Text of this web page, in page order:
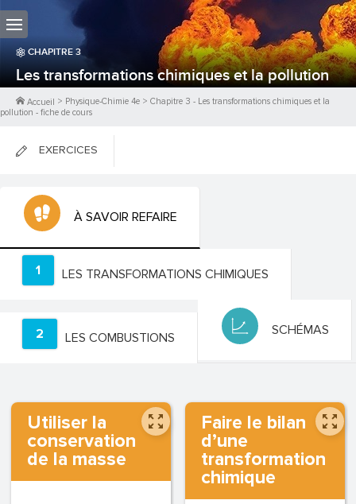
CHAPITRE 3
Les transformations chimiques et la pollution
Accueil > Physique-Chimie 4e > Chapitre 3 - Les transformations chimiques et la
pollution - fiche de cours
EXERCICES
FICHES DE COURS
À SAVOIR REFAIRE
1 LES TRANSFORMATIONS CHIMIQUES
2 LES COMBUSTIONS SCHÉMAS
Utiliser la
conservation
de la masse
Faire le bilan
d’une
transformation
chimique